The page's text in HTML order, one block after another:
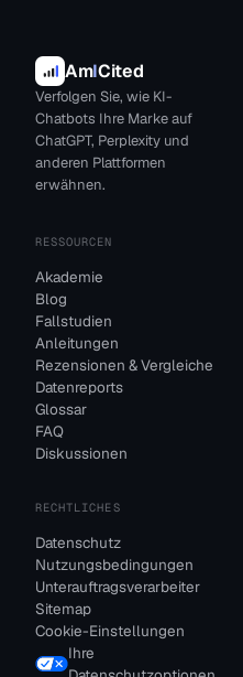
AmICited
Verfolgen Sie, wie KI-
Chatbots Ihre Marke auf
ChatGPT, Perplexity und
anderen Plattformen
erwähnen.
RESSOURCEN
Akademie
Blog
Fallstudien
Anleitungen
Rezensionen & Vergleiche
Datenreports
Glossar
FAQ
Diskussionen
RECHTLICHES
Datenschutz
Nutzungsbedingungen
Unterauftragsverarbeiter
Sitemap
Cookie-Einstellungen
Ihre